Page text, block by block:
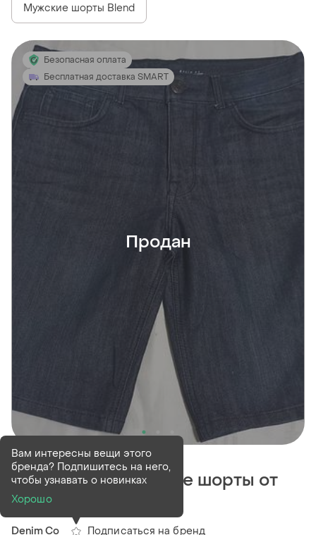
Мужские шорты Blend
Безопасная оплата
Бесплатная доставка SMART
Продан
Продан
Джинсовые мужские шорты от
denim &amp; Co
Denim Co
Вам интересны вещи этого
бренда? Подпишитесь на него,
чтобы узнавать о новинках
Хорошо
Подписаться на бренд